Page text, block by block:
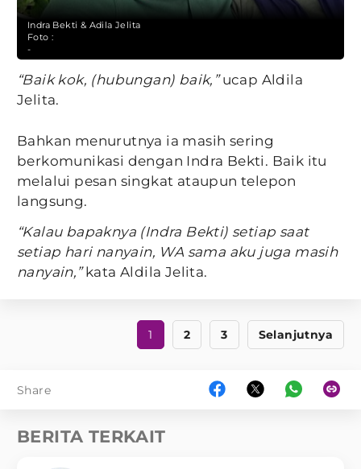
Indra Bekti & Adila Jelita
Foto :
-
“Baik kok, (hubungan) baik,”ucap Aldila
Jelita.
Bahkan menurutnya ia masih sering
berkomunikasi dengan Indra Bekti. Baik itu
melalui pesan singkat ataupun telepon
langsung.
“Kalau bapaknya (Indra Bekti) setiap saat
setiap hari nanyain, WA sama aku juga masih
nanyain,”kata Aldila Jelita.
1 2 3 Selanjutnya
Share
BERITA TERKAIT